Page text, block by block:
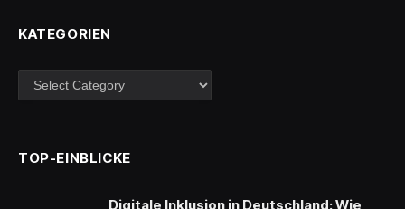
KATEGORIEN
Kategorien
TOP-EINBLICKE
Digitale Inklusion in Deutschland: Wie